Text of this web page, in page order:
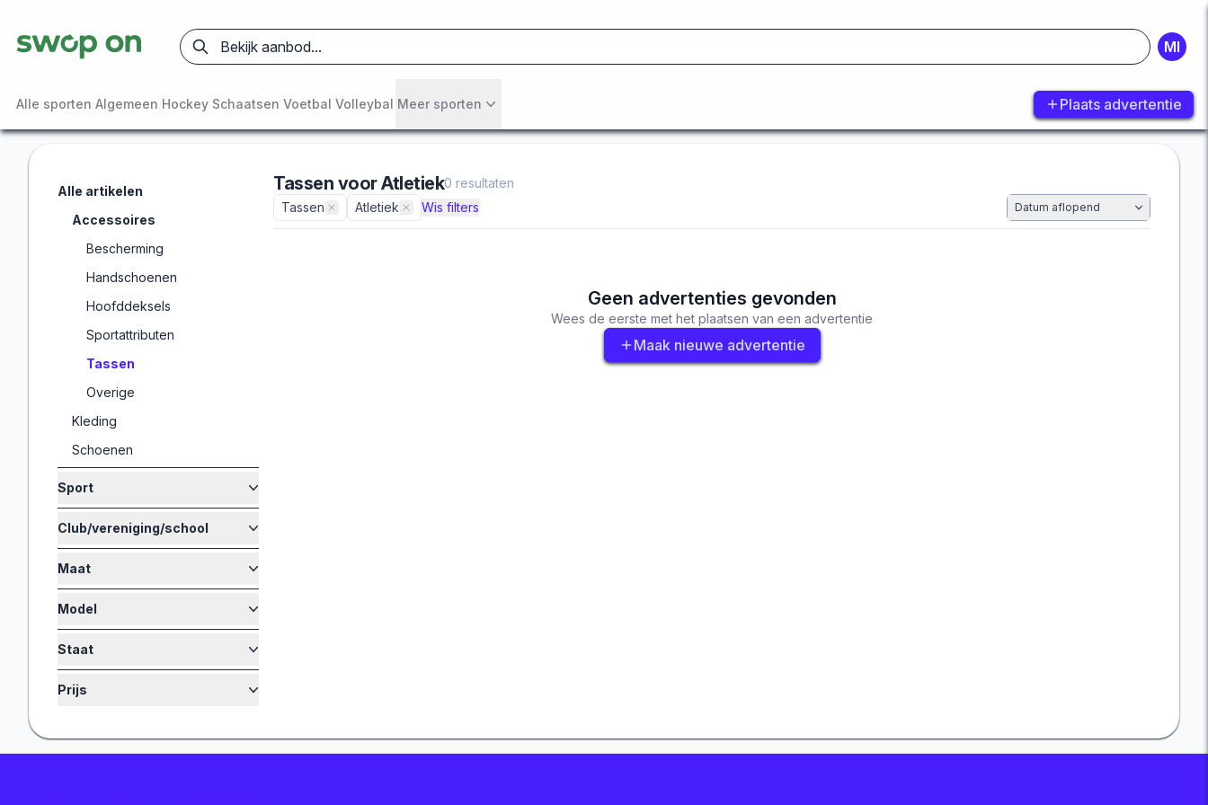
MI
Alle sporten Algemeen Hockey Schaatsen Voetbal Volleybal Meer sporten Plaats advertentie
Alle artikelen
Accessoires
Bescherming
Handschoenen
Hoofddeksels
Sportattributen
Tassen
Overige
Kleding
Schoenen
Sport
Club/vereniging/school
Maat
Model
Staat
Prijs
Tassen voorAtletiek0 resultaten
Tassen
Atletiek Wis filters Datum aflopend
Geen advertenties gevonden
Wees de eerste met het plaatsen van een advertentie
Maak nieuwe advertentie